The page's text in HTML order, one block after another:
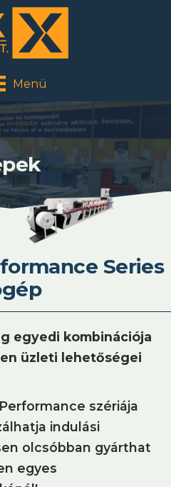
Menü
Series
egyedi kombinációja
üzleti lehetőségei
szériája
indulási
olcsóbban gyárthat
egyes